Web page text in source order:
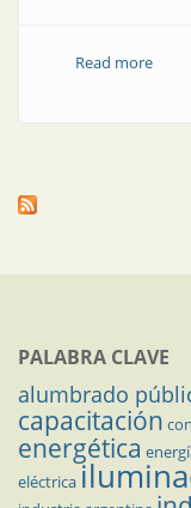
Read more
PALABRA CLAVE
alumbrado
capacitación
energética
eléctrica